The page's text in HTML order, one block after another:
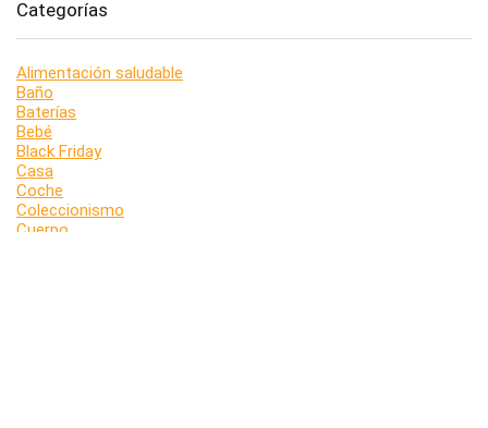
Categorías
Alimentación saludable
Baño
Baterías
Bebé
Black Friday
Casa
Coche
Coleccionismo
Cuerpo